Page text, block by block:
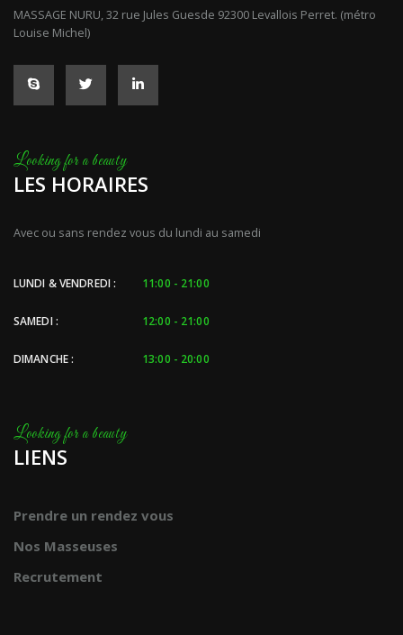
MASSAGE NURU, 32 rue Jules Guesde 92300 Levallois Perret. (métro
Louise Michel)
LES HORAIRES
Avec ou sans rendez vous du lundi au samedi
LUNDI & VENDREDI : 11:00 - 21:00
SAMEDI : 12:00 - 21:00
DIMANCHE : 13:00 - 20:00
LIENS
Prendre un rendez vous
Nos Masseuses
Recrutement